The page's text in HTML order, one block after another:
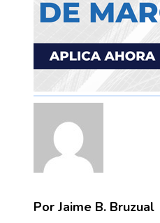
Por Jaime B. Bruzual